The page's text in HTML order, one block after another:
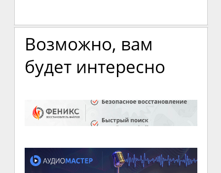
Возможно, вам
будет интересно